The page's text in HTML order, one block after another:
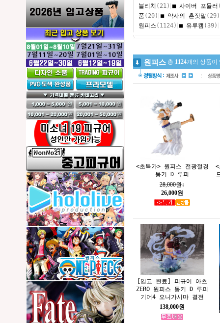
블리치 (21) ■ 사이버 포뮬러
품 (20) ■ 약사의 혼잣말(29)
원피스 (1124) ■ 유루캠 (39)
원피스 총 1124개의 상품이
<초특가> 원피스 전광절경
몽키 D 루피
28,000원↓
26,000원
[입고 완료] 피규어 아츠
ZERO 원피스 몽키 D 루피
기어4 오니가시마 결전
138,000원